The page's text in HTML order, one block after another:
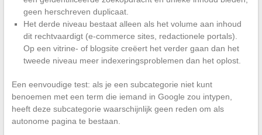
geen herschreven duplicaat.
Het derde niveau bestaat alleen als het volume aan inhoud
dit rechtvaardigt (e-commerce sites, redactionele portals).
Op een vitrine- of blogsite creëert het verder gaan dan het
tweede niveau meer indexeringsproblemen dan het oplost.
Een eenvoudige test: als je een subcategorie niet kunt
benoemen met een term die iemand in Google zou intypen,
heeft deze subcategorie waarschijnlijk geen reden om als
autonome pagina te bestaan.